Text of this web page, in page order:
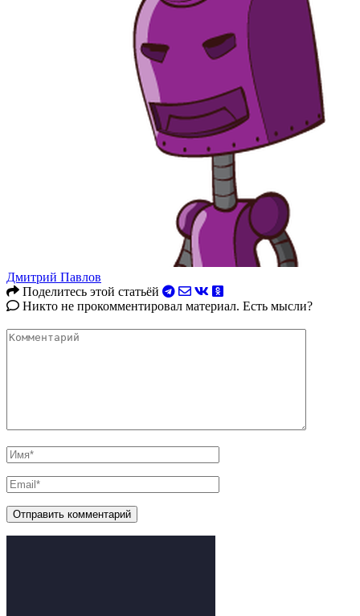
Дмитрий Павлов
Поделитесь этой статьёй
Никто не прокомментировал материал. Есть мысли?